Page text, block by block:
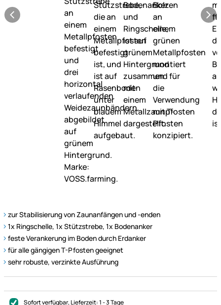
zur Stabilisierung von Zaunanfängen und -enden
1x Ringschelle, 1x Stützstrebe, 1x Bodenanker
feste Verankerung im Boden durch Erdanker
für alle gängigen T-Pfosten geeignet
sehr robuste, verzinkte Ausführung
Sofort verfügbar, Lieferzeit:1 - 3 Tage